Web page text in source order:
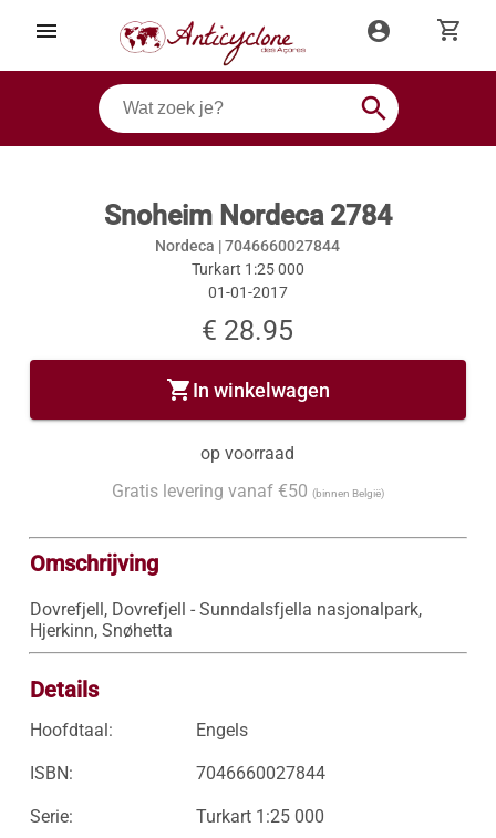
menu account_circle shopping_cart
search
Snoheim Nordeca 2784
Nordeca |7046660027844
Turkart 1:25 000
01-01-2017
€ 28.95
shopping_cartIn winkelwagen
op voorraad
Gratis levering vanaf €50 (binnen België)
Omschrijving
Dovrefjell, Dovrefjell - Sunndalsfjella nasjonalpark,
Hjerkinn, Snøhetta
Details
Hoofdtaal: Engels
ISBN: 7046660027844
Serie: Turkart 1:25 000